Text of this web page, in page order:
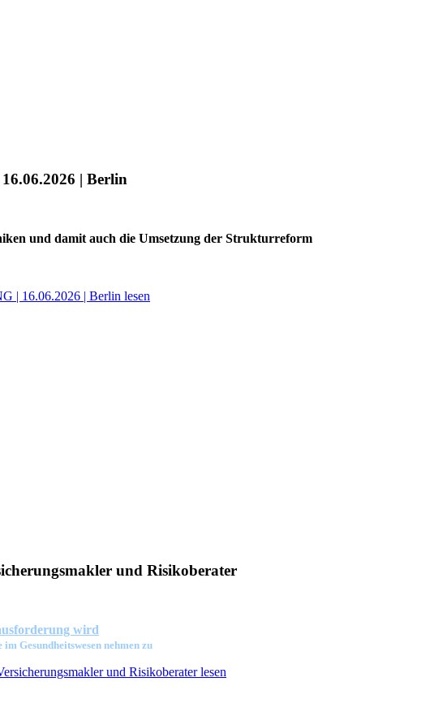
| Berlin
und damit auch die Umsetzung der Strukturreform
| 16.06.2026 | Berlin lesen
und Risikoberater
wird
Gesundheitswesen nehmen zu
und Risikoberater lesen